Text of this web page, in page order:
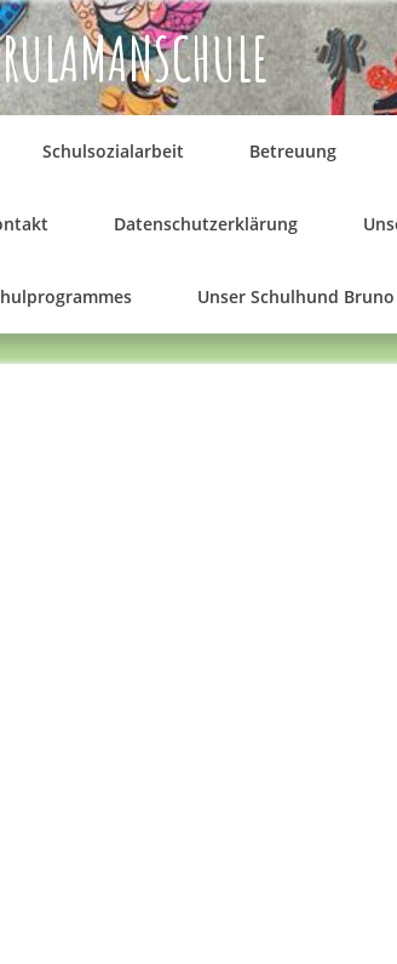
RULAMANSCHULE
Schulsozialarbeit Betreuung
Datenschutzerklärung
Unser Schulhund Bruno